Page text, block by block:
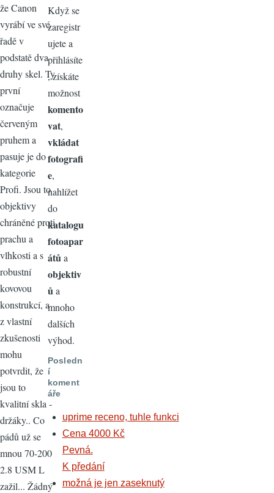
že Canon
vyrábí ve své
řadě v
podstatě dva
druhy skel. Ty
první
označuje
červeným
pruhem a
pasuje je do
kategorie
Profi. Jsou to
objektivy
chráněné proti
prachu a
vlhkosti a s
robustní
kovovou
konstrukcí, a
z vlastní
zkušenosti
mohu
potvrdit, že
jsou to
kvalitní skla -
držáky.. Co
pádů už se
mnou 70-200
2.8 USM L
zažil... Žádný
Když se
zaregistr
ujete a
přihlásíte
, získáte
možnost
komento
vat,
vkládat
fotografi
e,
nahlížet
do
katalogu
fotoapar
átů a
objektiv
ů a
mnoho
dalších
výhod.
Posledn
í
koment
áře
uprime receno, tuhle funkci
Cena 4000 Kč
Pevná.
K předání
možná je jen zaseknutý